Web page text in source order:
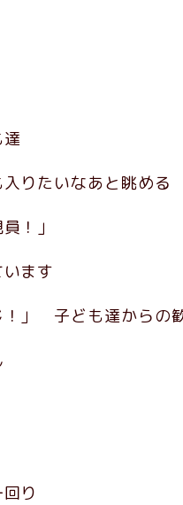
りたいなあと眺める
！」
ます
」 子ども達からの
り